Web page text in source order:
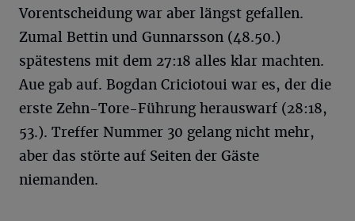
Vorentscheidung war aber längst gefallen.
Zumal Bettin und Gunnarsson (48.50.)
spätestens mit dem 27:18 alles klar machten.
Aue gab auf. Bogdan Criciotoui war es, der die
erste Zehn-Tore-Führung herauswarf (28:18,
53.). Treffer Nummer 30 gelang nicht mehr,
aber das störte auf Seiten der Gäste
niemanden.